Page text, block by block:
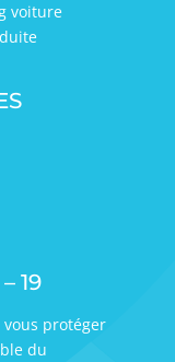
voiture
19
vous protéger
du